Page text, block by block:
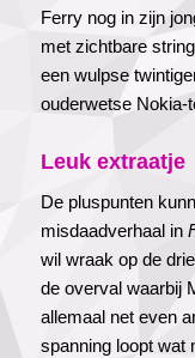
Ferry nog in zijn
met zichtbare
een wulpse
ouderwetse Nokia-
Leuk extraatje
De pluspunten
misdaadverhaal in
wil wraak op de
de overval waarbij
allemaal net even
spanning loopt wat